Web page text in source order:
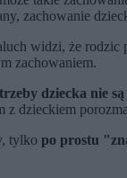
zachowanie
widzi, że rodzic
zachowaniem.
dziecka nie
z dzieckiem
tylko po prostu